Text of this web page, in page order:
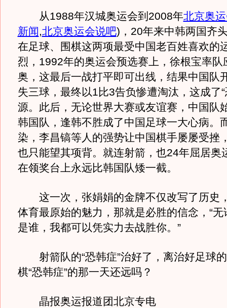
从1988年汉城奥运会到2008年北京奥
新闻,北京奥运会说吧) ，20年来中韩两国齐
在足球、围棋这两项最受中国老百姓喜欢的
烈，1992年的奥运会预选赛上，徐根宝率队
奥，这最后一战打平即可出线，结果中国队
失三球，最终以1比3告负惨遭淘汰，这成了“
源。此后，无论世界大赛或友谊赛，中国队
韩国队，逢韩不胜成了中国足球一大心病。
染，李昌镐等人的强势让中国棋手屡屡受挫
也只能望其项背。就连射箭，也24年屈居奥
在领奖台上永远比韩国队矮一截。
这一次，张娟娟的金牌不仅改写了历史
体育最原始的魅力，那就是必胜的信念，“
是谁，我都可以凭实力去战胜你。”
射箭队的“恐韩症”治好了，离治好足球的
棋“恐韩症”的那一天还远吗？
晶报奥运报道团北京专电